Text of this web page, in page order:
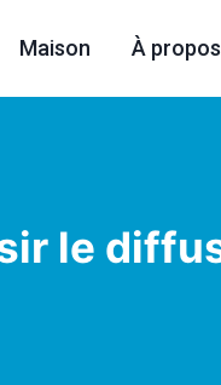
Maison À
le